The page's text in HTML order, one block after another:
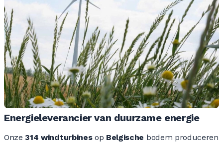
Energieleverancier van duurzame energie
Onze314 windturbines op Belgische bodem produceren